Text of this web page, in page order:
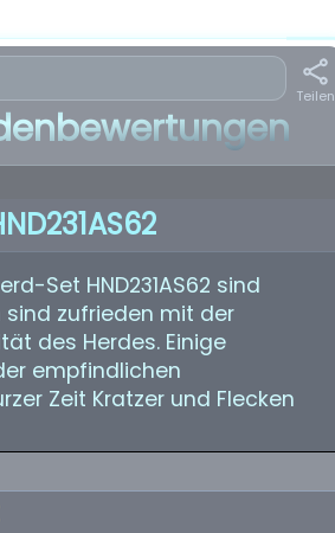
Teilen
Set HND231AS62 sind
sind zufrieden mit der
des Herdes. Einige
empfindlichen
Zeit Kratzer und Flecken